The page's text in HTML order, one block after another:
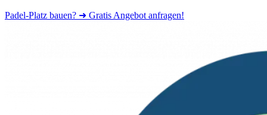
Padel-Platz bauen? ➜ Gratis Angebot anfragen!